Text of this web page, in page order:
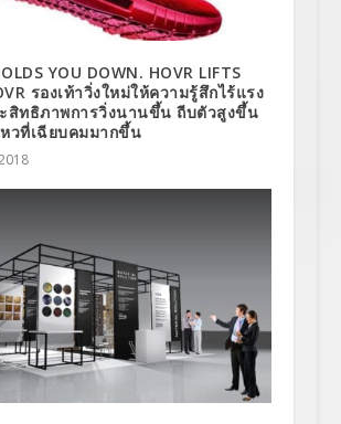
YOU DOWN. HOVR LIFTS
รองเท้าวิ่งใหม่ให้ความรู้สึกไร้แรง
สิทธิภาพการวิ่งนานขึ้น ถีบตัวสูงขึ้น
วที่เฉียบคมมากขึ้น